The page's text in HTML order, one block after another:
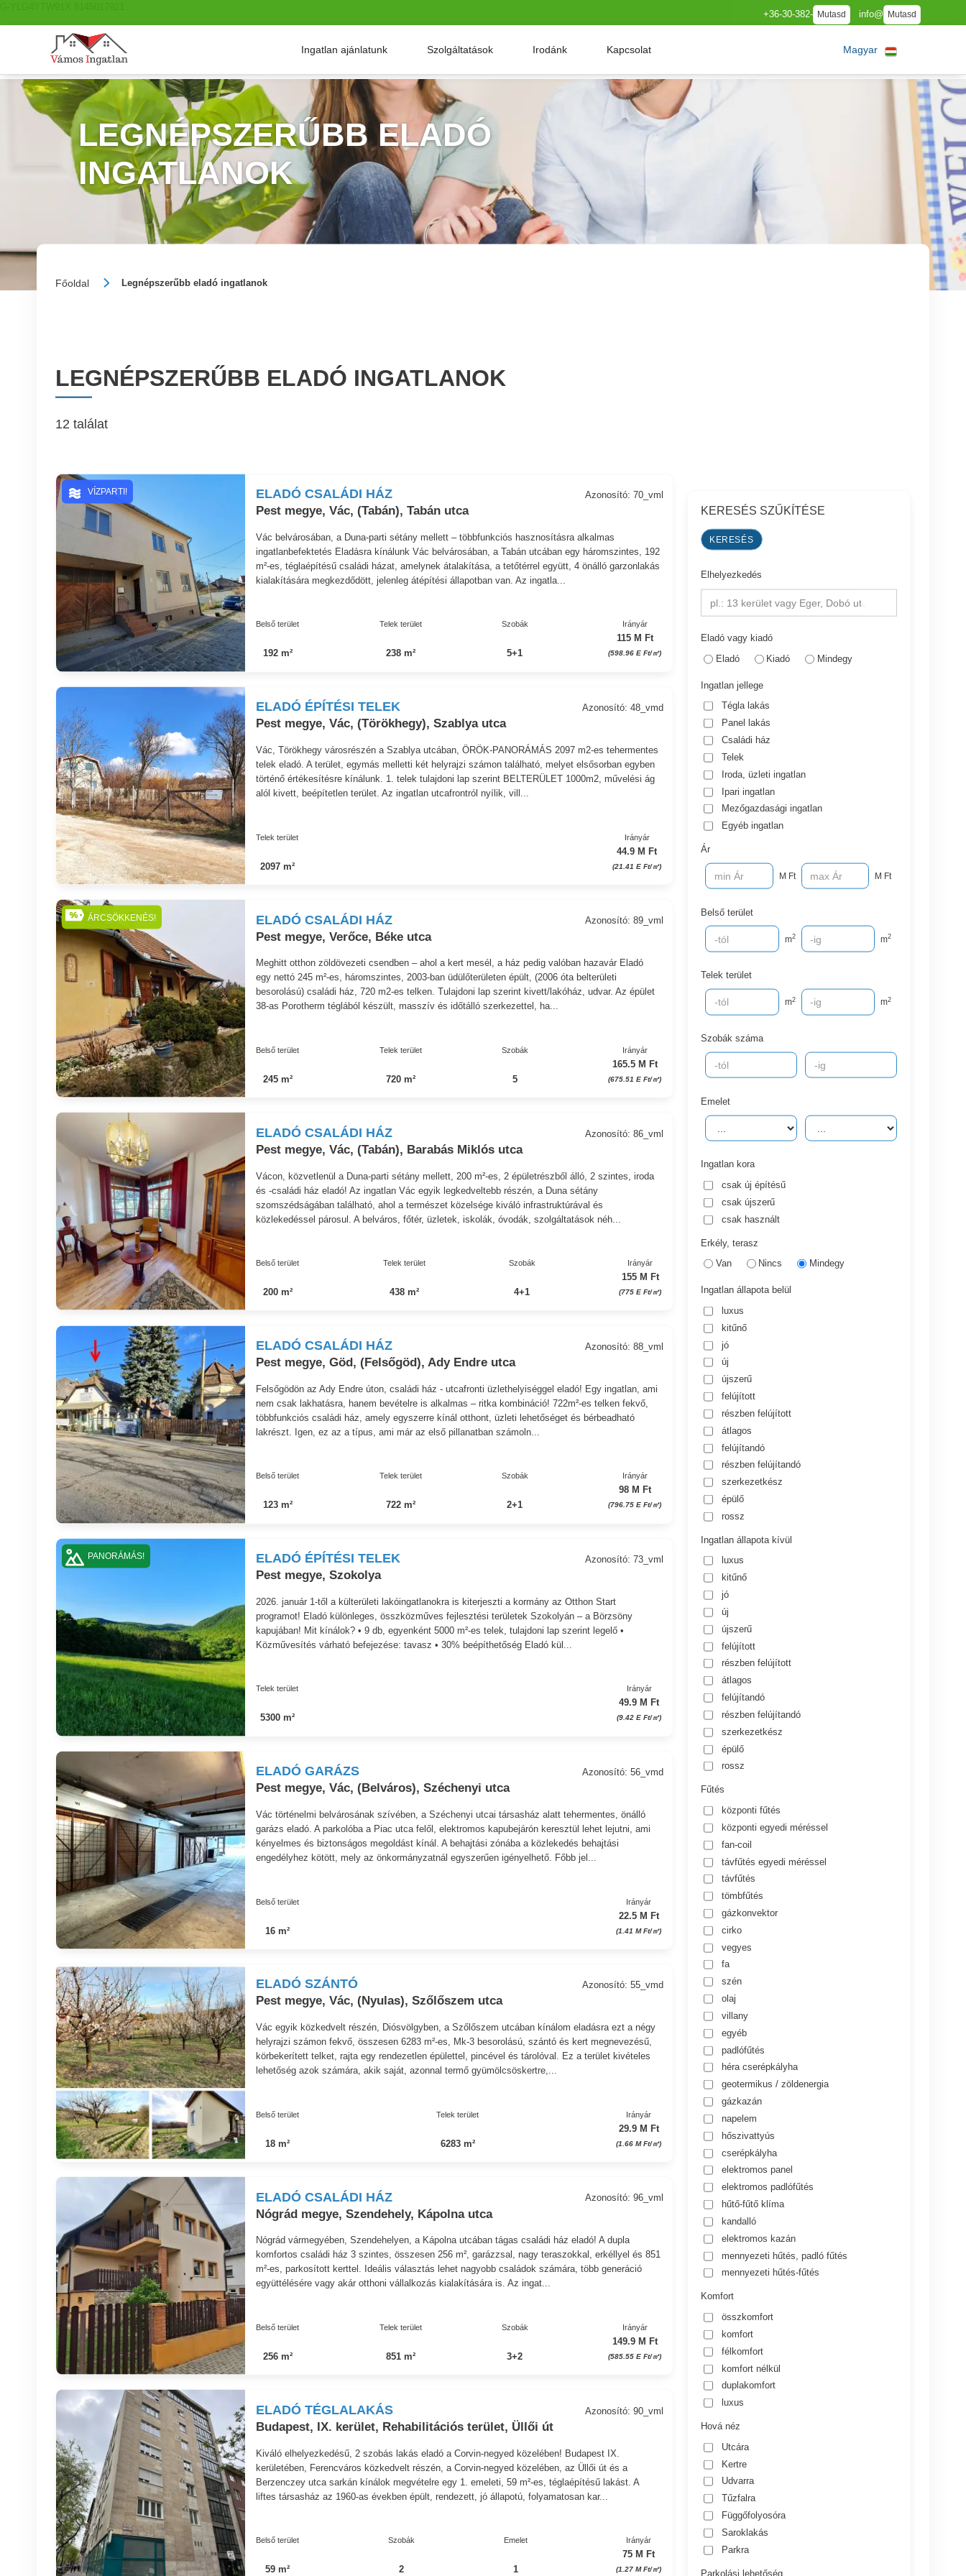
+36-30-382- Mutasd info@ Mutasd
Ingatlan ajánlatunk Szolgáltatások Irodánk Kapcsolat Magyar
LEGNÉPSZERŰBB ELADÓ
INGATLANOK
Főoldal Legnépszerűbb eladó ingatlanok
LEGNÉPSZERŰBB ELADÓ INGATLANOK
12 találat
ELADÓ CSALÁDI HÁZ
Pest megye, Vác, (Tabán), Tabán utca
Azonosító: 70_vml
Vác belvárosában, a Duna-parti sétány mellett – többfunkciós hasznosításra alkalmas
ingatlanbefektetés Eladásra kínálunk Vác belvárosában, a Tabán utcában egy háromszintes, 192
m²-es, téglaépítésű családi házat, amelynek átalakítása, a tetőtérrel együtt, 4 önálló garzonlakás
kialakítására megkezdődött, jelenleg átépítési állapotban van. Az ingatla...
Belső terület
192 m²
Telek terület
238 m²
Szobák
5+1
Irányár
115 M Ft
(598.96 E Ft/㎡)
VÍZPARTI!
ELADÓ ÉPÍTÉSI TELEK
Pest megye, Vác, (Törökhegy), Szablya utca
Azonosító: 48_vmd
Vác, Törökhegy városrészén a Szablya utcában, ÖRÖK-PANORÁMÁS 2097 m2-es tehermentes
telek eladó. A terület, egymás melletti két helyrajzi számon található, melyet elsősorban egyben
történő értékesítésre kínálunk. 1. telek tulajdoni lap szerint BELTERÜLET 1000m2, művelési ág
alól kivett, beépítetlen terület. Az ingatlan utcafrontról nyílik, vill...
Telek terület
2097 m²
Irányár
44.9 M Ft
(21.41 E Ft/㎡)
ELADÓ CSALÁDI HÁZ
Pest megye, Verőce, Béke utca
Azonosító: 89_vml
Meghitt otthon zöldövezeti csendben – ahol a kert mesél, a ház pedig valóban hazavár Eladó
egy nettó 245 m²-es, háromszintes, 2003-ban üdülőterületen épült, (2006 óta belterületi
besorolású) családi ház, 720 m2-es telken. Tulajdoni lap szerint kivett/lakóház, udvar. Az épület
38-as Porotherm téglából készült, masszív és időtálló szerkezettel, ha...
Belső terület
245 m²
Telek terület
720 m²
Szobák
5
Irányár
165.5 M Ft
(675.51 E Ft/㎡)
ÁRCSÖKKENÉS!
ELADÓ CSALÁDI HÁZ
Pest megye, Vác, (Tabán), Barabás Miklós utca
Azonosító: 86_vml
Vácon, közvetlenül a Duna-parti sétány mellett, 200 m²-es, 2 épületrészből álló, 2 szintes, iroda
és -családi ház eladó! Az ingatlan Vác egyik legkedveltebb részén, a Duna sétány
szomszédságában található, ahol a természet közelsége kiváló infrastruktúrával és
közlekedéssel párosul. A belváros, főtér, üzletek, iskolák, óvodák, szolgáltatások néh...
Belső terület
200 m²
Telek terület
438 m²
Szobák
4+1
Irányár
155 M Ft
(775 E Ft/㎡)
ELADÓ CSALÁDI HÁZ
Pest megye, Göd, (Felsőgöd), Ady Endre utca
Azonosító: 88_vml
Felsőgödön az Ady Endre úton, családi ház - utcafronti üzlethelyiséggel eladó! Egy ingatlan, ami
nem csak lakhatásra, hanem bevételre is alkalmas – ritka kombináció! 722m²-es telken fekvő,
többfunkciós családi ház, amely egyszerre kínál otthont, üzleti lehetőséget és bérbeadható
lakrészt. Igen, ez az a típus, ami már az első pillanatban számoln...
Belső terület
123 m²
Telek terület
722 m²
Szobák
2+1
Irányár
98 M Ft
(796.75 E Ft/㎡)
ELADÓ ÉPÍTÉSI TELEK
Pest megye, Szokolya
Azonosító: 73_vml
2026. január 1-től a külterületi lakóingatlanokra is kiterjeszti a kormány az Otthon Start
programot! Eladó különleges, összközműves fejlesztési területek Szokolyán – a Börzsöny
kapujában! Mit kínálok? • 9 db, egyenként 5000 m²-es telek, tulajdoni lap szerint legelő •
Közművesítés várható befejezése: tavasz • 30% beépíthetőség Eladó kül...
Telek terület
5300 m²
Irányár
49.9 M Ft
(9.42 E Ft/㎡)
PANORÁMÁS!
ELADÓ GARÁZS
Pest megye, Vác, (Belváros), Széchenyi utca
Azonosító: 56_vmd
Vác történelmi belvárosának szívében, a Széchenyi utcai társasház alatt tehermentes, önálló
garázs eladó. A parkolóba a Piac utca felől, elektromos kapubejárón keresztül lehet lejutni, ami
kényelmes és biztonságos megoldást kínál. A behajtási zónába a közlekedés behajtási
engedélyhez kötött, mely az önkormányzatnál egyszerűen igényelhető. Főbb jel...
Belső terület
16 m²
Irányár
22.5 M Ft
(1.41 M Ft/㎡)
ELADÓ SZÁNTÓ
Pest megye, Vác, (Nyulas), Szőlőszem utca
Azonosító: 55_vmd
Vác egyik közkedvelt részén, Diósvölgyben, a Szőlőszem utcában kínálom eladásra ezt a négy
helyrajzi számon fekvő, összesen 6283 m²-es, Mk-3 besorolású, szántó és kert megnevezésű,
körbekerített telket, rajta egy rendezetlen épülettel, pincével és tárolóval. Ez a terület kivételes
lehetőség azok számára, akik saját, azonnal termő gyümölcsöskertre,...
Belső terület
18 m²
Telek terület
6283 m²
Irányár
29.9 M Ft
(1.66 M Ft/㎡)
ELADÓ CSALÁDI HÁZ
Nógrád megye, Szendehely, Kápolna utca
Azonosító: 96_vml
Nógrád vármegyében, Szendehelyen, a Kápolna utcában tágas családi ház eladó! A dupla
komfortos családi ház 3 szintes, összesen 256 m², garázzsal, nagy teraszokkal, erkéllyel és 851
m²-es, parkosított kerttel. Ideális választás lehet nagyobb családok számára, több generáció
együttélésére vagy akár otthoni vállalkozás kialakítására is. Az ingat...
Belső terület
256 m²
Telek terület
851 m²
Szobák
3+2
Irányár
149.9 M Ft
(585.55 E Ft/㎡)
ELADÓ TÉGLALAKÁS
Budapest, IX. kerület, Rehabilitációs terület, Üllői út
Azonosító: 90_vml
Kiváló elhelyezkedésű, 2 szobás lakás eladó a Corvin-negyed közelében! Budapest IX.
kerületében, Ferencváros közkedvelt részén, a Corvin-negyed közelében, az Üllői út és a
Berzenczey utca sarkán kínálok megvételre egy 1. emeleti, 59 m²-es, téglaépítésű lakást. A
liftes társasház az 1960-as években épült, rendezett, jó állapotú, folyamatosan kar...
Belső terület
59 m²
Szobák
2
Emelet
1
Irányár
75 M Ft
(1.27 M Ft/㎡)
KERESÉS SZŰKÍTÉSE
Elhelyezkedés
pl.: 13 kerület vagy Eger, Dobó utca
Eladó vagy kiadó
Eladó
Kiadó Mindegy
Ingatlan jellege
Tégla lakás
Panel lakás
Családi ház
Telek
Iroda, üzleti ingatlan
Ipari ingatlan
Mezőgazdasági ingatlan
Egyéb ingatlan
Ár
M Ft M Ft
Belső terület
m2 m2
Telek terület
m2 m2
Szobák száma
Emelet
Ingatlan kora
csak új építésű
csak újszerű
csak használt
Erkély, terasz
Van
Nincs Mindegy
Ingatlan állapota belül
luxus
kitűnő
jó
új
újszerű
felújított
részben felújított
átlagos
felújítandó
részben felújítandó
szerkezetkész
épülő
rossz
Ingatlan állapota kívül
luxus
kitűnő
jó
új
újszerű
felújított
részben felújított
átlagos
felújítandó
részben felújítandó
szerkezetkész
épülő
rossz
Fűtés
központi fűtés
központi egyedi méréssel
fan-coil
távfűtés egyedi méréssel
távfűtés
tömbfűtés
gázkonvektor
cirko
vegyes
fa
szén
olaj
villany
egyéb
padlófűtés
héra cserépkályha
geotermikus / zöldenergia
gázkazán
napelem
hőszivattyús
cserépkályha
elektromos panel
elektromos padlófűtés
hűtő-fűtő klíma
kandalló
elektromos kazán
mennyezeti hűtés, padló fűtés
mennyezeti hűtés-fűtés
Komfort
összkomfort
komfort
félkomfort
komfort nélkül
duplakomfort
luxus
Hová néz
Utcára
Kertre
Udvarra
Tűzfalra
Függőfolyosóra
Saroklakás
Parkra
Parkolási lehetőség